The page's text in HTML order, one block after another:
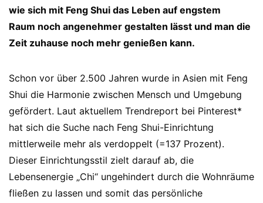
wie sich mit Feng Shui das Leben auf engstem
Raum noch angenehmer gestalten lässt und man die
Zeit zuhause noch mehr genießen kann.
Schon vor über 2.500 Jahren wurde in Asien mit Feng
Shui die Harmonie zwischen Mensch und Umgebung
gefördert. Laut aktuellem Trendreport bei Pinterest*
hat sich die Suche nach Feng Shui-Einrichtung
mittlerweile mehr als verdoppelt (=137 Prozent).
Dieser Einrichtungsstil zielt darauf ab, die
Lebensenergie „Chi“ ungehindert durch die Wohnräume
fließen zu lassen und somit das persönliche